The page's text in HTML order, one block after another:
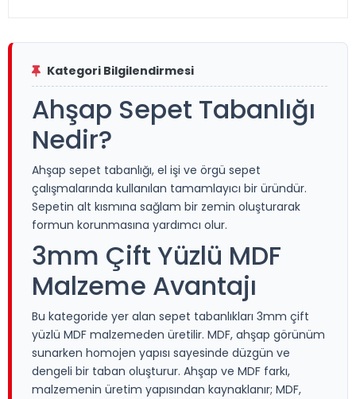
Kategori Bilgilendirmesi
Ahşap Sepet Tabanlığı
Nedir?
Ahşap sepet tabanlığı, el işi ve örgü sepet
çalışmalarında kullanılan tamamlayıcı bir üründür.
Sepetin alt kısmına sağlam bir zemin oluşturarak
formun korunmasına yardımcı olur.
3mm Çift Yüzlü MDF
Malzeme Avantajı
Bu kategoride yer alan sepet tabanlıkları 3mm çift
yüzlü MDF malzemeden üretilir. MDF, ahşap görünüm
sunarken homojen yapısı sayesinde düzgün ve
dengeli bir taban oluşturur. Ahşap ve MDF farkı,
malzemenin üretim yapısından kaynaklanır; MDF,